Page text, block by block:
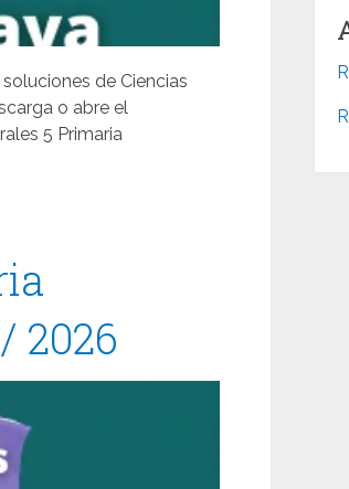
de Ciencias
o abre el
5 Primaria
2026